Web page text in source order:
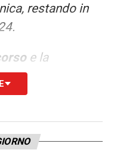
restando in
e la
valore aggiunto
accogliere
– ha